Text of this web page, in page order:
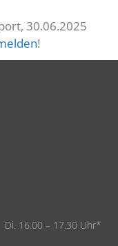
30.06.2025
!
16.00 – 17.30 Uhr*